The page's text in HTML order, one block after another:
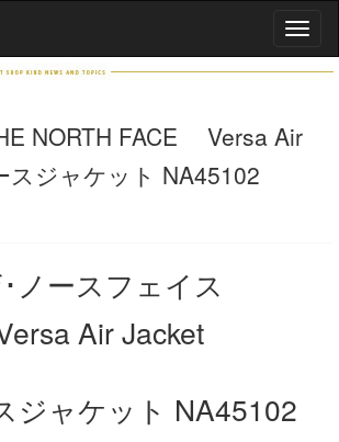
Toggle
NORTH FACE Versa Air
スジャケット NA45102
ノースフェイス
Air Jacket
ジャケット NA45102